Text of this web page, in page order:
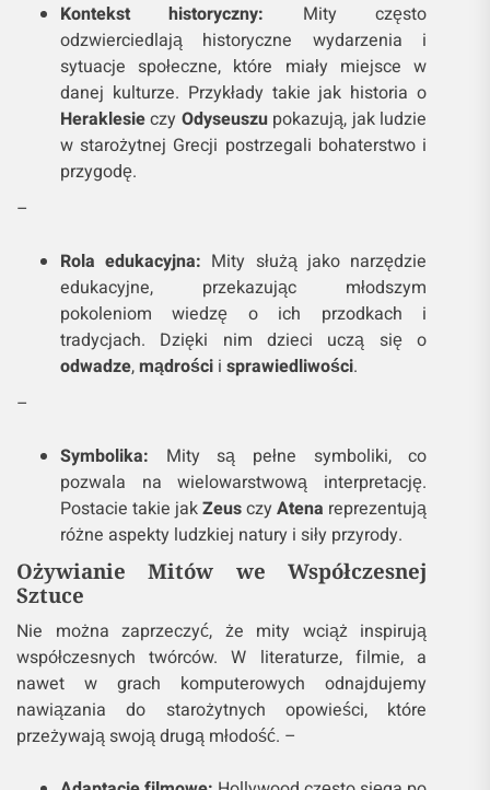
Kontekst historyczny: Mity często
odzwierciedlają historyczne wydarzenia i
sytuacje społeczne, które miały miejsce w
danej kulturze. Przykłady takie jak historia o
Heraklesieczy Odyseuszupokazują, jak ludzie
w starożytnej Grecji postrzegali bohaterstwo i
przygodę.
–
Rola edukacyjna: Mity służą jako narzędzie
edukacyjne, przekazując młodszym
pokoleniom wiedzę o ich przodkach i
tradycjach. Dzięki nim dzieci uczą się o
odwadze,mądrości i sprawiedliwości.
–
Symbolika: Mity są pełne symboliki, co
pozwala na wielowarstwową interpretację.
Postacie takie jakZeusczyAtena reprezentują
różne aspekty ludzkiej natury i siły przyrody.
Ożywianie Mitów we Współczesnej
Sztuce
Nie można zaprzeczyć, że mity wciąż inspirują
współczesnych twórców. W literaturze, filmie, a
nawet w grach komputerowych odnajdujemy
nawiązania do starożytnych opowieści, które
przeżywają swoją drugą młodość. –